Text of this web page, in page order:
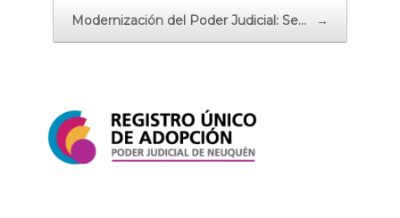
Modernización del Poder Judicial: Se… →